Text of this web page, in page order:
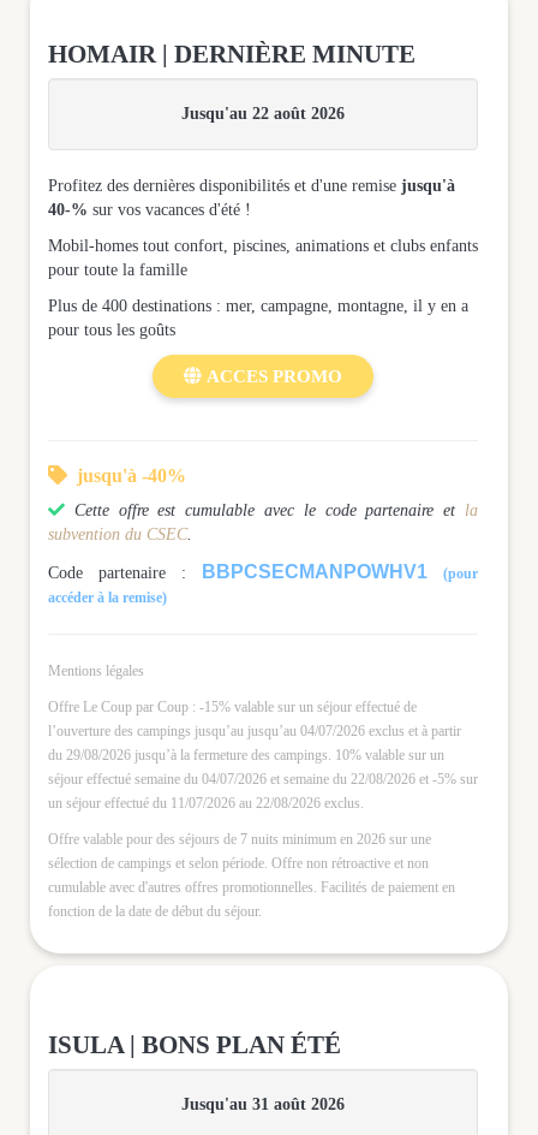
HOMAIR | DERNIÈRE MINUTE
Jusqu'au 22 août 2026
Profitez des dernières disponibilités et d'une remise jusqu'à
40-% sur vos vacances d'été !
Mobil-homes tout confort, piscines, animations et clubs enfants
pour toute la famille
Plus de 400 destinations : mer, campagne, montagne, il y en a
pour tous les goûts
 ACCES PROMO
 jusqu'à -40%
 Cette offre est cumulable avec le code partenaire et la
subvention du CSEC.
Code partenaire : BBPCSECMANPOWHV1
(pour
accéder à la remise)
Mentions légales
Offre Le Coup par Coup : -15% valable sur un séjour effectué de
l’ouverture des campings jusqu’au jusqu’au 04/07/2026 exclus et à partir
du 29/08/2026 jusqu’à la fermeture des campings. 10% valable sur un
séjour effectué semaine du 04/07/2026 et semaine du 22/08/2026 et -5% sur
un séjour effectué du 11/07/2026 au 22/08/2026 exclus.
Offre valable pour des séjours de 7 nuits minimum en 2026 sur une
sélection de campings et selon période. Offre non rétroactive et non
cumulable avec d'autres offres promotionnelles. Facilités de paiement en
fonction de la date de début du séjour.
ISULA | BONS PLAN ÉTÉ
Jusqu'au 31 août 2026